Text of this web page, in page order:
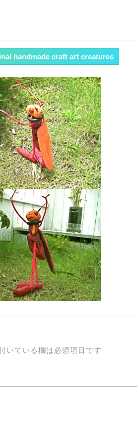
handmade craft art creatures
いている欄は必須項目です